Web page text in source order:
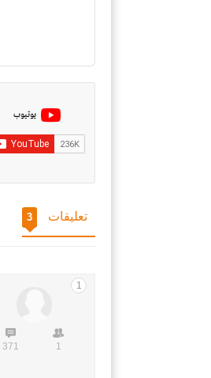
يوتيوب
تعليقات 3
1
1
371